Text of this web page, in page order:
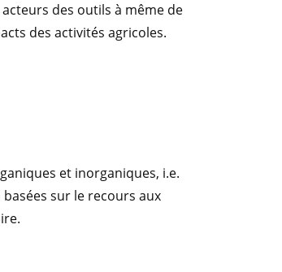
des outils à même de
des activités agricoles.
et inorganiques, i.e.
sur le recours aux